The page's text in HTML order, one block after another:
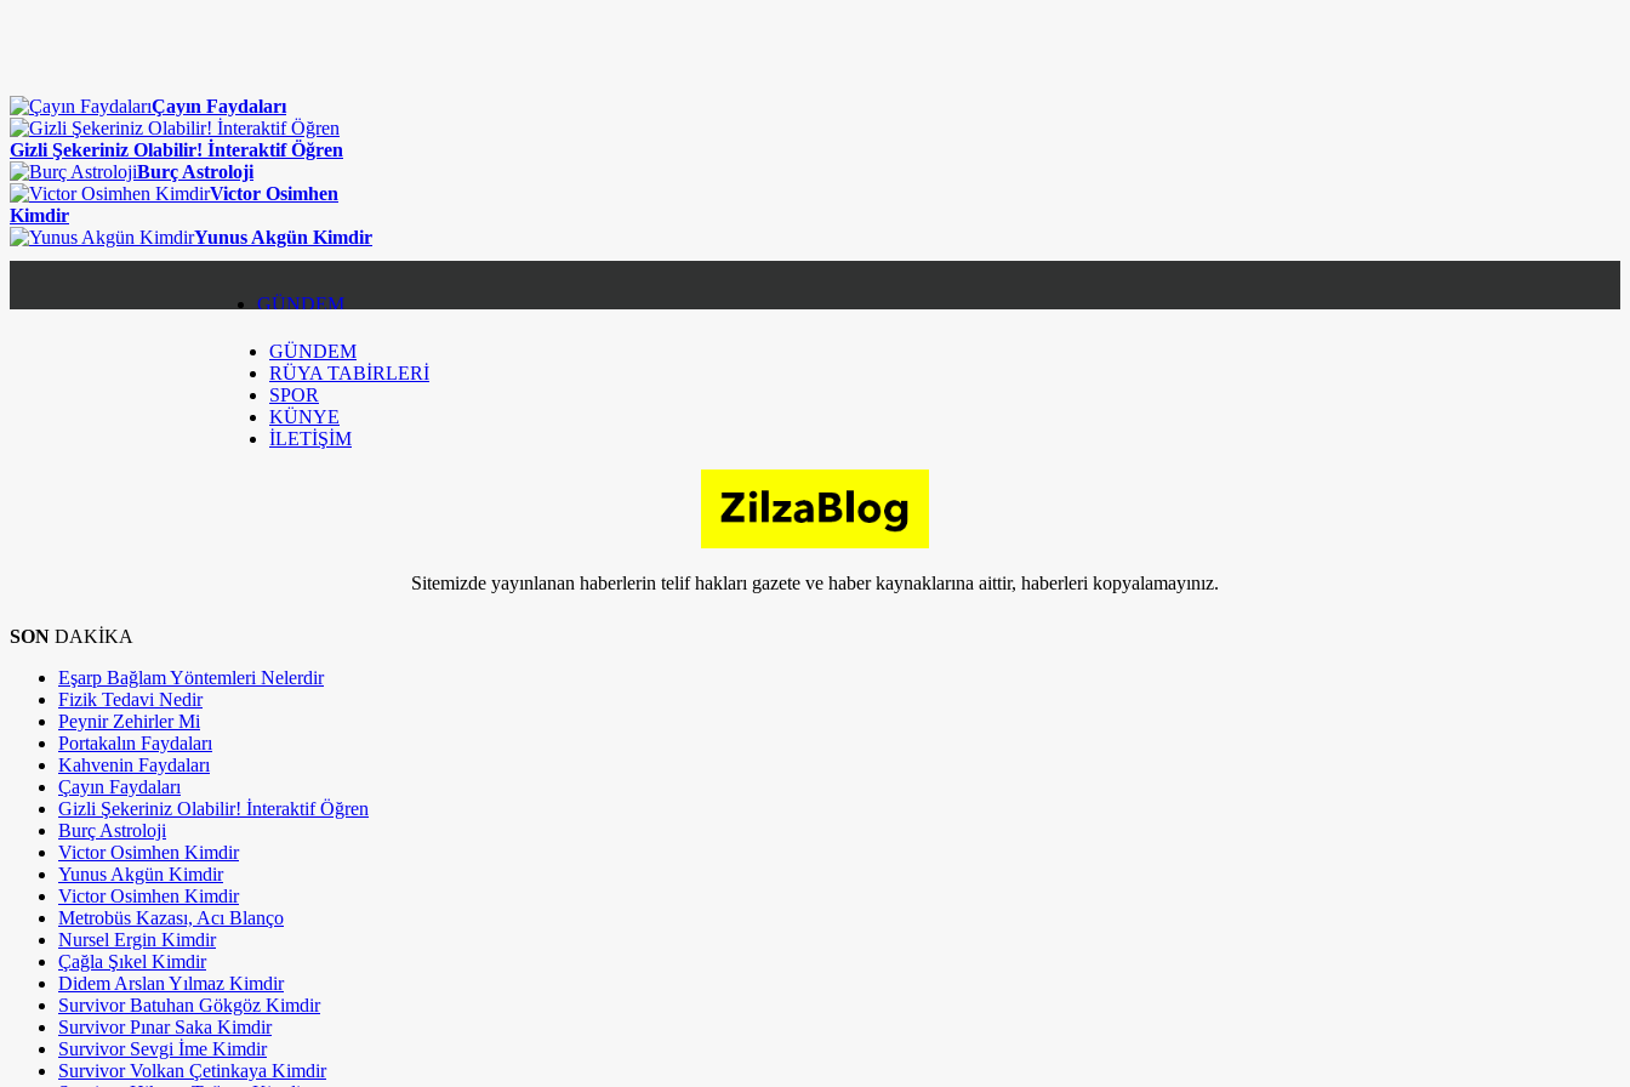
Çayın Faydaları
Gizli Şekeriniz Olabilir! İnteraktif Öğren
Burç Astroloji
Victor Osimhen
Kimdir
Yunus Akgün Kimdir
GÜNDEM
RÜYA TABİRLERİ
SPOR
KÜNYE
GÜNDEM
RÜYA TABİRLERİ
SPOR
KÜNYE
İLETİŞİM
Sitemizde yayınlanan haberlerin telif hakları gazete ve haber kaynaklarına aittir, haberleri kopyalamayınız.
SON DAKİKA
Eşarp Bağlam Yöntemleri Nelerdir
Fizik Tedavi Nedir
Peynir Zehirler Mi
Portakalın Faydaları
Kahvenin Faydaları
Çayın Faydaları
Gizli Şekeriniz Olabilir! İnteraktif Öğren
Burç Astroloji
Victor Osimhen Kimdir
Yunus Akgün Kimdir
Victor Osimhen Kimdir
Metrobüs Kazası, Acı Blanço
Nursel Ergin Kimdir
Çağla Şıkel Kimdir
Didem Arslan Yılmaz Kimdir
Survivor Batuhan Gökgöz Kimdir
Survivor Pınar Saka Kimdir
Survivor Sevgi İme Kimdir
Survivor Volkan Çetinkaya Kimdir